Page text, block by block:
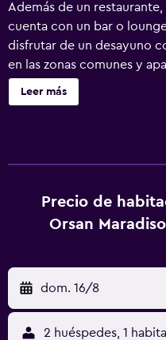
Además de un
cuenta con un bar o
disfrutar de un desayuno
en las zonas comunes y
instalaciones incluyen un
de temporada y servicio
ducha y bañera
acceso a Internet wifi
esparcimiento en este
de temporada. Se pueden
ocio y esparcimiento que
instalaciones o cerca del
Leer más
Precio de
Orsan
dom. 16/8
2 huéspedes, 1